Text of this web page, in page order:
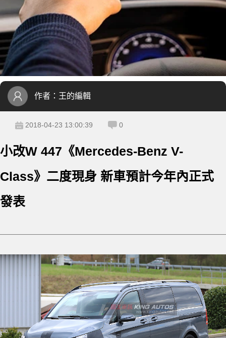
作者： 王的編輯
2018-04-23 13:00:39 0
小改W 447《Mercedes-Benz V-
Class》二度現身 新車預計今年內正式
發表